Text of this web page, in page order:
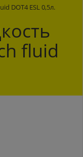
DOT4 ESL 0,5л.
fluid